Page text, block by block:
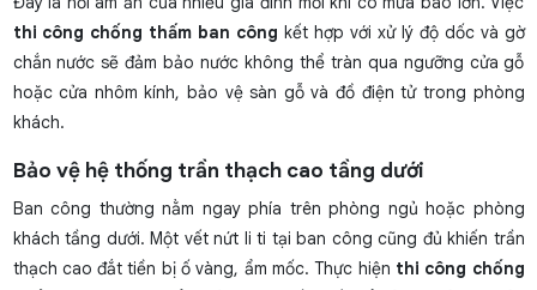
thi công chống thấm ban công kết hợp với xử lý độ dốc và gờ
chắn nước sẽ đảm bảo nước không thể tràn qua ngưỡng cửa gỗ
hoặc cửa nhôm kính, bảo vệ sàn gỗ và đồ điện tử trong phòng
khách.
Bảo vệ hệ thống trần thạch cao tầng dưới
Ban công thường nằm ngay phía trên phòng ngủ hoặc phòng
khách tầng dưới. Một vết nứt li ti tại ban công cũng đủ khiến trần
thạch cao đắt tiền bị ố vàng, ẩm mốc. Thực hiện thi công chống